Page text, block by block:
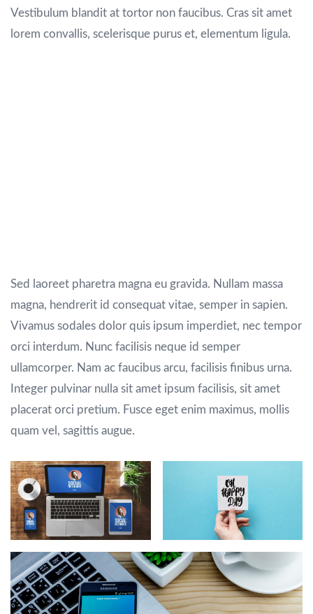
Vestibulum blandit at tortor non faucibus. Cras sit amet
lorem convallis, scelerisque purus et, elementum ligula.
Sed laoreet pharetra magna eu gravida. Nullam massa
magna, hendrerit id consequat vitae, semper in sapien.
Vivamus sodales dolor quis ipsum imperdiet, nec tempor
orci interdum. Nunc facilisis neque id semper
ullamcorper. Nam ac faucibus arcu, facilisis finibus urna.
Integer pulvinar nulla sit amet ipsum facilisis, sit amet
placerat orci pretium. Fusce eget enim maximus, mollis
quam vel, sagittis augue.